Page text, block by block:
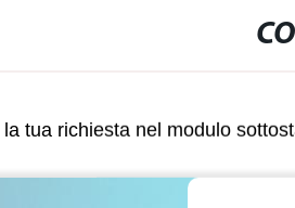
tua richiesta nel modulo